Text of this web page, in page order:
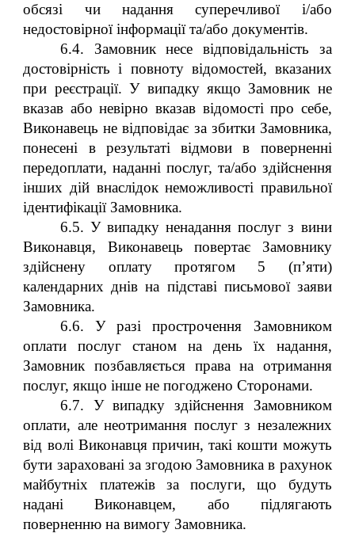
обсязі чи надання суперечливої і/або
недостовірної інформації та/або документів.
6.4. Замовник несе відповідальність за
достовірність і повноту відомостей, вказаних
при реєстрації. У випадку якщо Замовник не
вказав або невірно вказав відомості про себе,
Виконавець не відповідає за збитки Замовника,
понесені в результаті відмови в поверненні
передоплати, наданні послуг, та/або здійснення
інших дій внаслідок неможливості правильної
ідентифікації Замовника.
6.5. У випадку ненадання послуг з вини
Виконавця, Виконавець повертає Замовнику
здійснену оплату протягом 5 (п’яти)
календарних днів на підставі письмової заяви
Замовника.
6.6. У разі прострочення Замовником
оплати послуг станом на день їх надання,
Замовник позбавляється права на отримання
послуг, якщо інше не погоджено Сторонами.
6.7. У випадку здійснення Замовником
оплати, але неотримання послуг з незалежних
від волі Виконавця причин, такі кошти можуть
бути зараховані за згодою Замовника в рахунок
майбутніх платежів за послуги, що будуть
надані Виконавцем, або підлягають
поверненню на вимогу Замовника.